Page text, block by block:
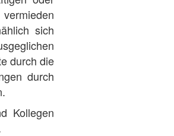
sich
durch die
durch
Kollegen